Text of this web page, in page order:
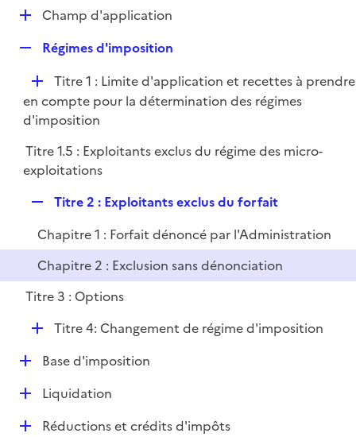
p
r
D
l
i
e
r
Champ d'application
p
l
i
e
r
Régimes d'imposition
D
é
p
i
e
Titre 1 : Limite d'application et recettes à prendre
en compte pour la détermination des régimes
d'imposition
Titre 1.5 : Exploitants exclus du régime des micro-
exploitations
p
l
i
e
Titre 2 : Exploitants exclus du forfait
Chapitre 1 : Forfait dénoncé par l'Administration
Chapitre 2 : Exclusion sans dénonciation
Titre 3 : Options
D
p
i
e
Titre 4: Changement de régime d'imposition
DBase d'imposition
DLiquidation
DRéductions et crédits d'impôts